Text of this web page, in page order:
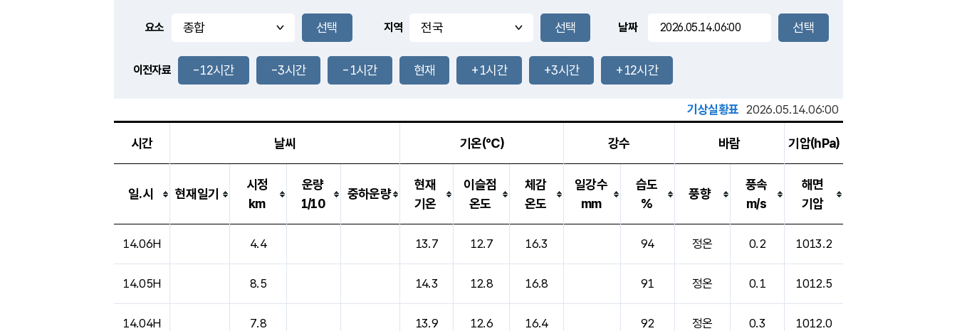
풍도
2.9m/s
0.5
9.0mm
-mm
장호원
25.8
℃
-
26.7℃
0.7m/s
-mm
-mm
요소 지역 날짜
이전자료 -12시간 -3시간 -1시간 현재 +1시간 +3시간 +12시간
기상실황표 2026.05.14.06:00
시간 날씨 기온(℃) 강수 바람 기압(hPa)
일.시 현재일기
시정
km
운량
1/10
중하운량
현재
기온
이슬점
온도
체감
온도
일강수
mm
습도
%
풍향
풍속
m/s
해면
기압
14.06H 4.4 13.7 12.7 16.3 94 정온 0.2 1013.2
14.05H 8.5 14.3 12.8 16.8 91 정온 0.1 1012.5
14.04H 7.8 13.9 12.6 16.4 92 정온 0.3 1012.0